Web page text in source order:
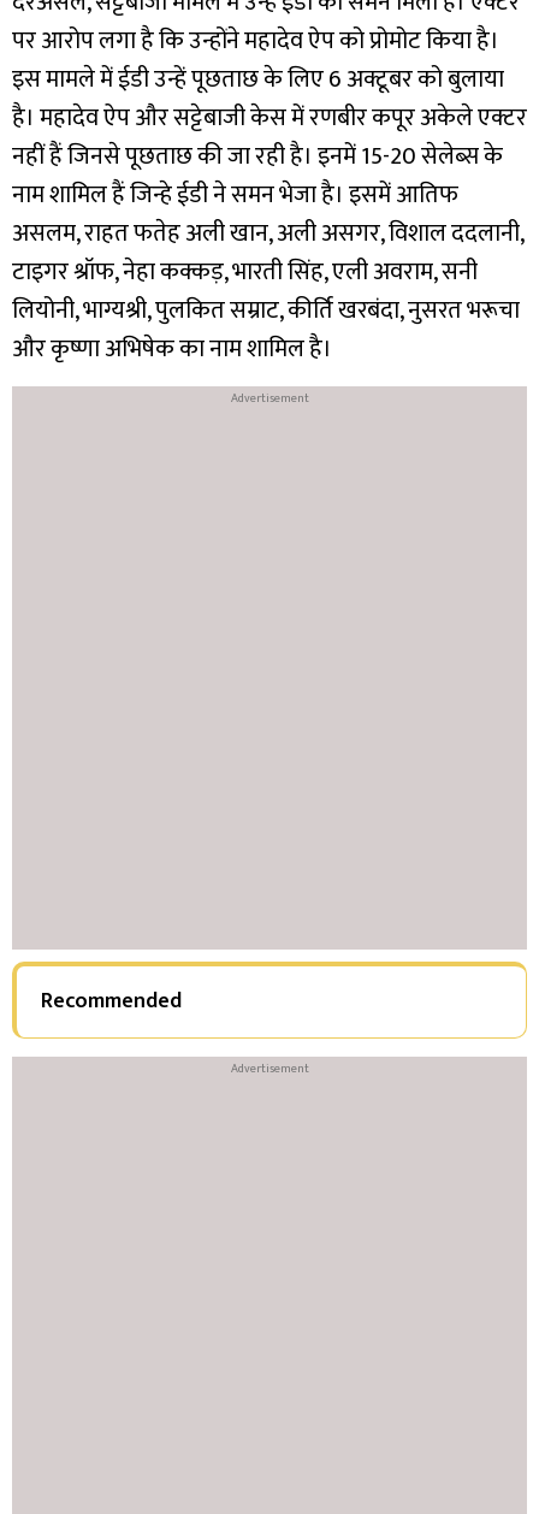
पर आरोप लगा है कि उन्होंने महादेव ऐप को प्रोमोट किया है।
इस मामले में ईडी उन्हें पूछताछ के लिए 6 अक्टूबर को बुलाया
है। महादेव ऐप और सट्टेबाजी केस में रणबीर कपूर अकेले एक्टर
नहीं हैं जिनसे पूछताछ की जा रही है। इनमें 15-20 सेलेब्स के
नाम शामिल हैं जिन्हे ईडी ने समन भेजा है। इसमें आतिफ
असलम, राहत फतेह अली खान, अली असगर, विशाल ददलानी,
टाइगर श्रॉफ, नेहा कक्कड़, भारती सिंह, एली अवराम, सनी
लियोनी, भाग्यश्री, पुलकित सम्राट, कीर्ति खरबंदा, नुसरत भरूचा
और कृष्णा अभिषेक का नाम शामिल है।
Recommended